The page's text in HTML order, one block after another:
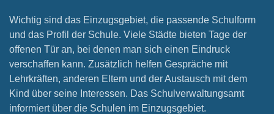
Wichtig sind das Einzugsgebiet, die passende Schulform
und das Profil der Schule. Viele Städte bieten Tage der
offenen Tür an, bei denen man sich einen Eindruck
verschaffen kann. Zusätzlich helfen Gespräche mit
Lehrkräften, anderen Eltern und der Austausch mit dem
Kind über seine Interessen. Das Schulverwaltungsamt
informiert über die Schulen im Einzugsgebiet.